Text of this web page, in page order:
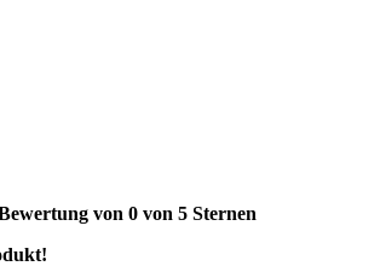
von 0 von 5 Sternen